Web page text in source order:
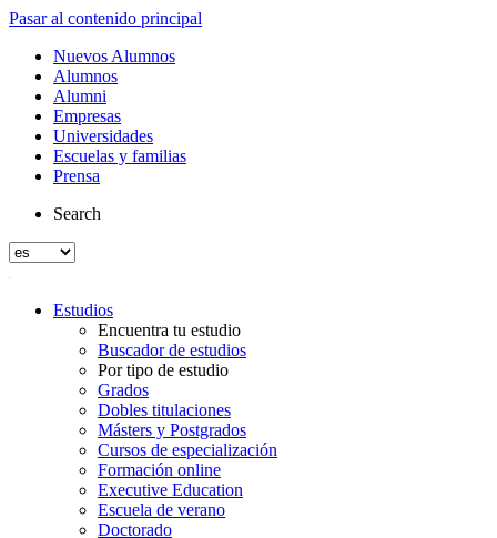
Pasar al contenido principal
Nuevos Alumnos
Alumnos
Alumni
Empresas
Universidades
Escuelas y familias
Prensa
Search
Estudios
Encuentra tu estudio
Buscador de estudios
Por tipo de estudio
Grados
Dobles titulaciones
Másters y Postgrados
Cursos de especialización
Formación online
Executive Education
Escuela de verano
Doctorado